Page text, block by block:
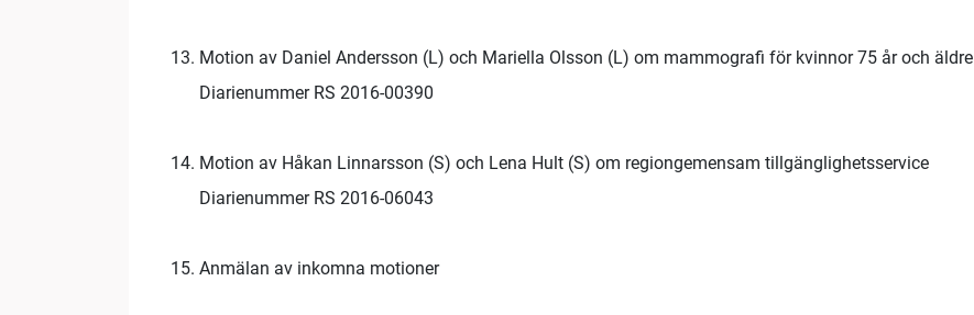
Motion av Daniel Andersson (L) och Mariella Olsson (L) om mammografi för kvinnor 75 år och äldre
Diarienummer RS 2016-00390
Motion av Håkan Linnarsson (S) och Lena Hult (S) om regiongemensam tillgänglighetsservice
Diarienummer RS 2016-06043
Anmälan av inkomna motioner